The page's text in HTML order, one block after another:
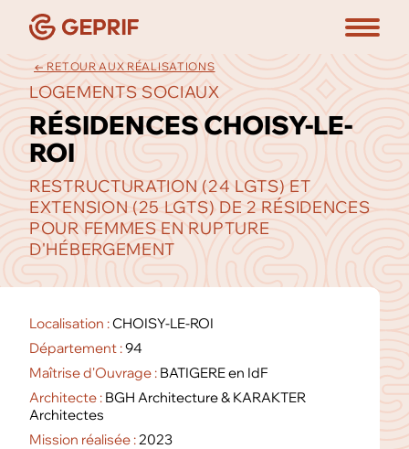
← RETOUR AUX RÉALISATIONS
LOGEMENTS SOCIAUX
RÉSIDENCES CHOISY-LE-
ROI
RESTRUCTURATION (24 LGTS) ET
EXTENSION (25 LGTS) DE 2 RÉSIDENCES
POUR FEMMES EN RUPTURE
D'HÉBERGEMENT
Localisation :CHOISY-LE-ROI
Département :94
Maîtrise d'Ouvrage : BATIGERE en IdF
Architecte : BGH Architecture & KARAKTER
Architectes
Mission réalisée :2023